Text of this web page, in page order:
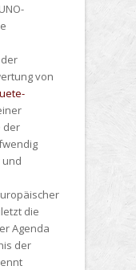
von
der
die
Agenda
der